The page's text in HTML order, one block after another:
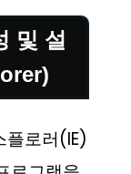
및 설
로러(IE)